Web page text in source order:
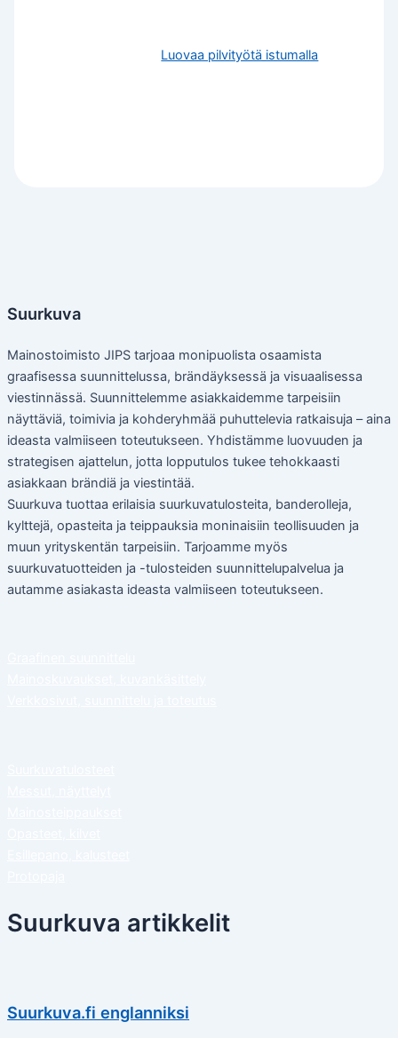
Luovaa pilvityötä istumalla
Suurkuva
Mainostoimisto JIPS tarjoaa monipuolista osaamista
graafisessa suunnittelussa, brändäyksessä ja visuaalisessa
viestinnässä. Suunnittelemme asiakkaidemme tarpeisiin
näyttäviä, toimivia ja kohderyhmää puhuttelevia ratkaisuja – aina
ideasta valmiiseen toteutukseen. Yhdistämme luovuuden ja
strategisen ajattelun, jotta lopputulos tukee tehokkaasti
asiakkaan brändiä ja viestintää.
Suurkuva tuottaa erilaisia suurkuvatulosteita, banderolleja,
kylttejä, opasteita ja teippauksia moninaisiin teollisuuden ja
muun yrityskentän tarpeisiin. Tarjoamme myös
suurkuvatuotteiden ja -tulosteiden suunnittelupalvelua ja
autamme asiakasta ideasta valmiiseen toteutukseen.
Suurkuva artikkelit
Suurkuva.fi englanniksi